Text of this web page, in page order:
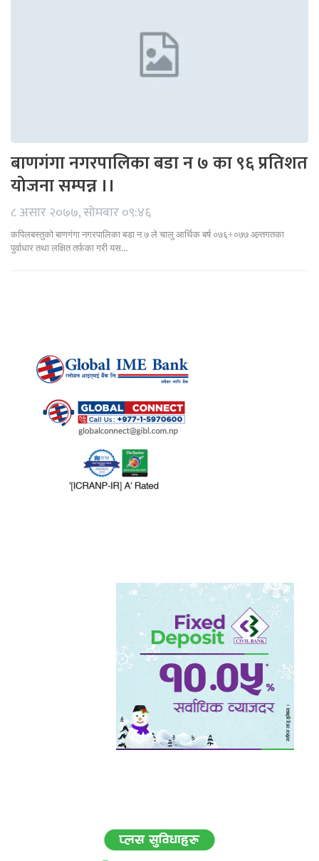
बाणगंगा नगरपालिका बडा न ७ का ९६ प्रतिशत
योजना सम्पन्न ।।
८ असार २०७७, सोमबार ०९:४६
कपिलबस्तुको बाणगंगा नगरपालिका बडा न ७ ले चालु आर्थिक बर्ष ०७६÷०७७ अन्र्तगतका
पुर्वाधार तथा लक्षित तर्फका गरी यस…